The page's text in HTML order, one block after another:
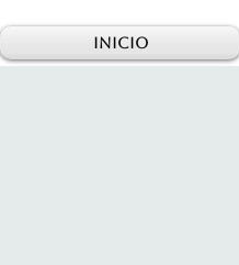
INICIO